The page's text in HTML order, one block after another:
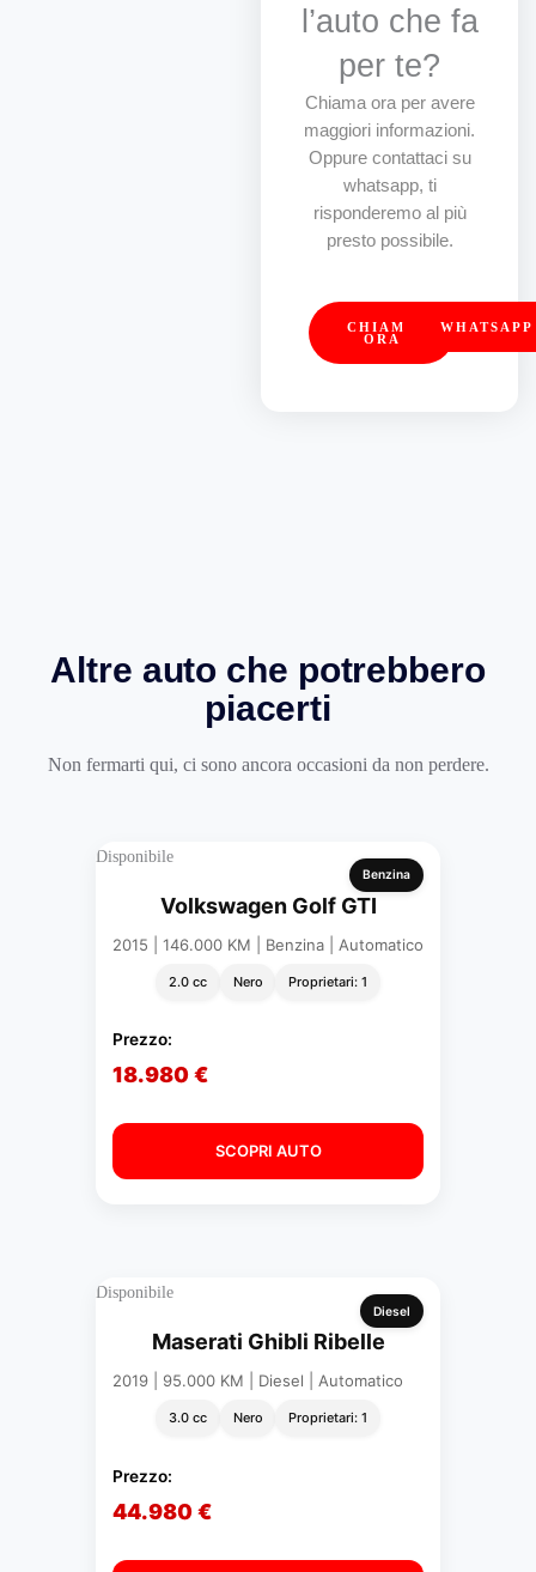
l’auto che fa
per te?
Chiama ora per avere
maggiori informazioni.
Oppure contattaci su
whatsapp, ti
risponderemo al più
presto possibile.
CHIAMA
ORA
WHATSAPP
Altre auto che potrebbero
piacerti
Non fermarti qui, ci sono ancora occasioni da non perdere.
Benzina
Disponibile
Volkswagen Golf GTI
2015 | 146.000 KM | Benzina | Automatico
2.0 cc Nero Proprietari: 1
Prezzo:
18.980 €
SCOPRI AUTO
Diesel
Disponibile
Maserati Ghibli Ribelle
2019 | 95.000 KM | Diesel | Automatico
3.0 cc Nero Proprietari: 1
Prezzo:
44.980 €